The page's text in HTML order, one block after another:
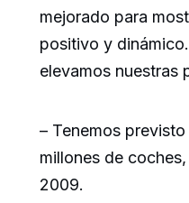
mejorado para
positivo y
elevamos nuestras
– Tenemos
millones de
2009.